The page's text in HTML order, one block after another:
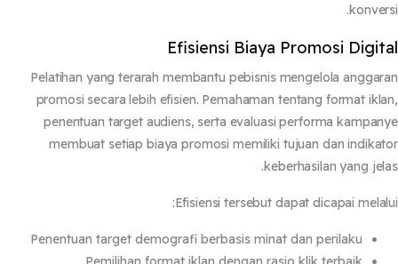
Efisiensi Biaya Promosi
Pelatihan yang terarah membantu pebisnis mengelola
promosi secara lebih efisien. Pemahaman tentang format
penentuan target audiens, serta evaluasi performa
membuat setiap biaya promosi memiliki tujuan dan
keberhasilan yang
Efisiensi tersebut dapat dicapai
Penentuan target demografi berbasis minat dan perilaku